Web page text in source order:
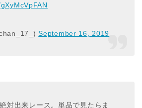
September 16, 2019
対出来レース。単品で見たらま